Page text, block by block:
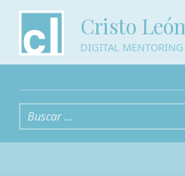
Cristo León
DIGITAL MENTORING
Buscar: